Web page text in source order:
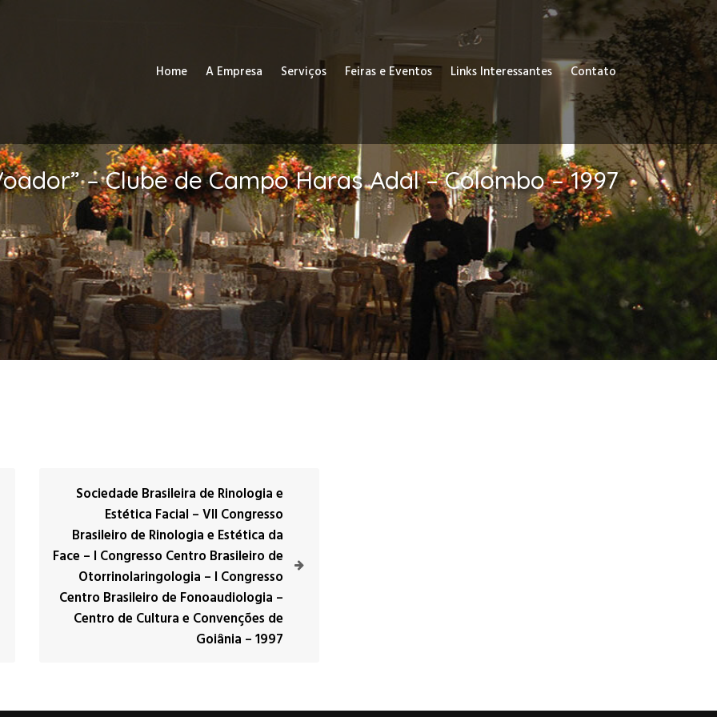
Home A Empresa Serviços Feiras e Eventos Links Interessantes Contato
– Clube de Campo Haras Adal – Colombo – 1997
Sociedade Brasileira de Rinologia e
Estética Facial – VII Congresso
Brasileiro de Rinologia e Estética da
Face – I Congresso Centro Brasileiro de
Otorrinolaringologia – I Congresso
Centro Brasileiro de Fonoaudiologia –
Centro de Cultura e Convenções de
Goiânia – 1997